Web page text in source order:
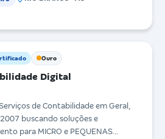
Ouro
Digital
de Contabilidade em Geral,
buscando soluções e
para MICRO e PEQUENAS